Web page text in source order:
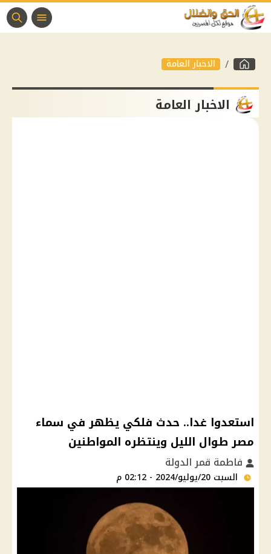
الاخبار العامة
الاخبار العامة
استعدوا غدا.. حدث فلكي يظهر في سماء
مصر طوال الليل وينتظره المواطنين
فاطمة قمر الدولة
السبت 20/يوليو/2024 - 02:12 م